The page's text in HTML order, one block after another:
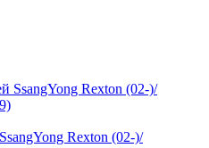
Rexton (02-)/